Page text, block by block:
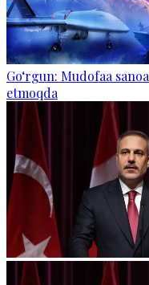
Go‘rgun: Mudofaa
etmoqda